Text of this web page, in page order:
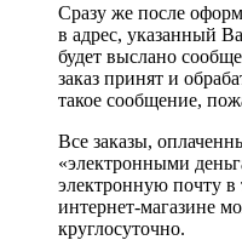
Сразу же после
в адрес, указанный
будет выслано
заказ принят и
такое сообщение,
Все заказы,
«электронными
электронную почту в
интернет-магазине
круглосуточно.